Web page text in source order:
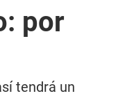
por
tendrá un